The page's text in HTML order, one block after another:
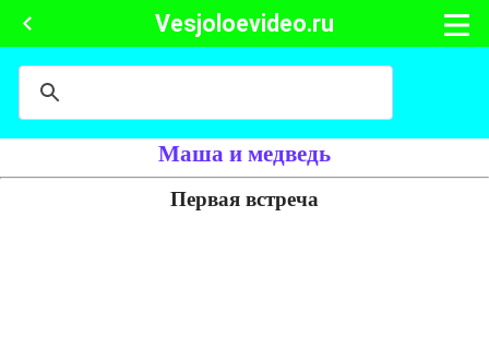
Vesjoloevideo.ru
Маша и медведь
Первая встреча